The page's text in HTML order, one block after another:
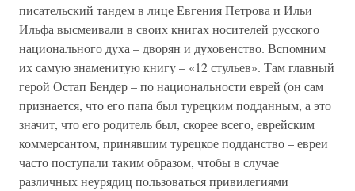
писательский тандем в лице Евгения Петрова и Ильи
Ильфа высмеивали в своих книгах носителей русского
национального духа – дворян и духовенство. Вспомним
их самую знаменитую книгу – «12 стульев». Там главный
герой Остап Бендер – по национальности еврей (он сам
признается, что его папа был турецким подданным, а это
значит, что его родитель был, скорее всего, еврейским
коммерсантом, принявшим турецкое подданство – евреи
часто поступали таким образом, чтобы в случае
различных неурядиц пользоваться привилегиями